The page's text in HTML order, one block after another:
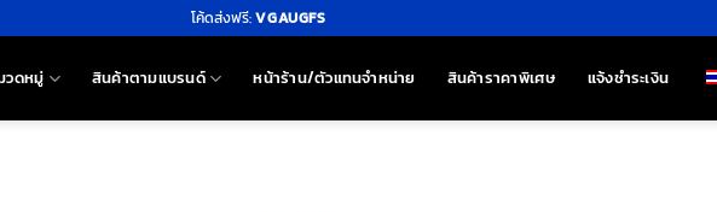
โค้ดส่งฟรี:VGAUGFS
วดหมู่ สินค้าตามแบรนด์ หน้าร้าน/ตัวแทนจำหน่าย สินค้าราคาพิเศษ แจ้งชำระเงิน